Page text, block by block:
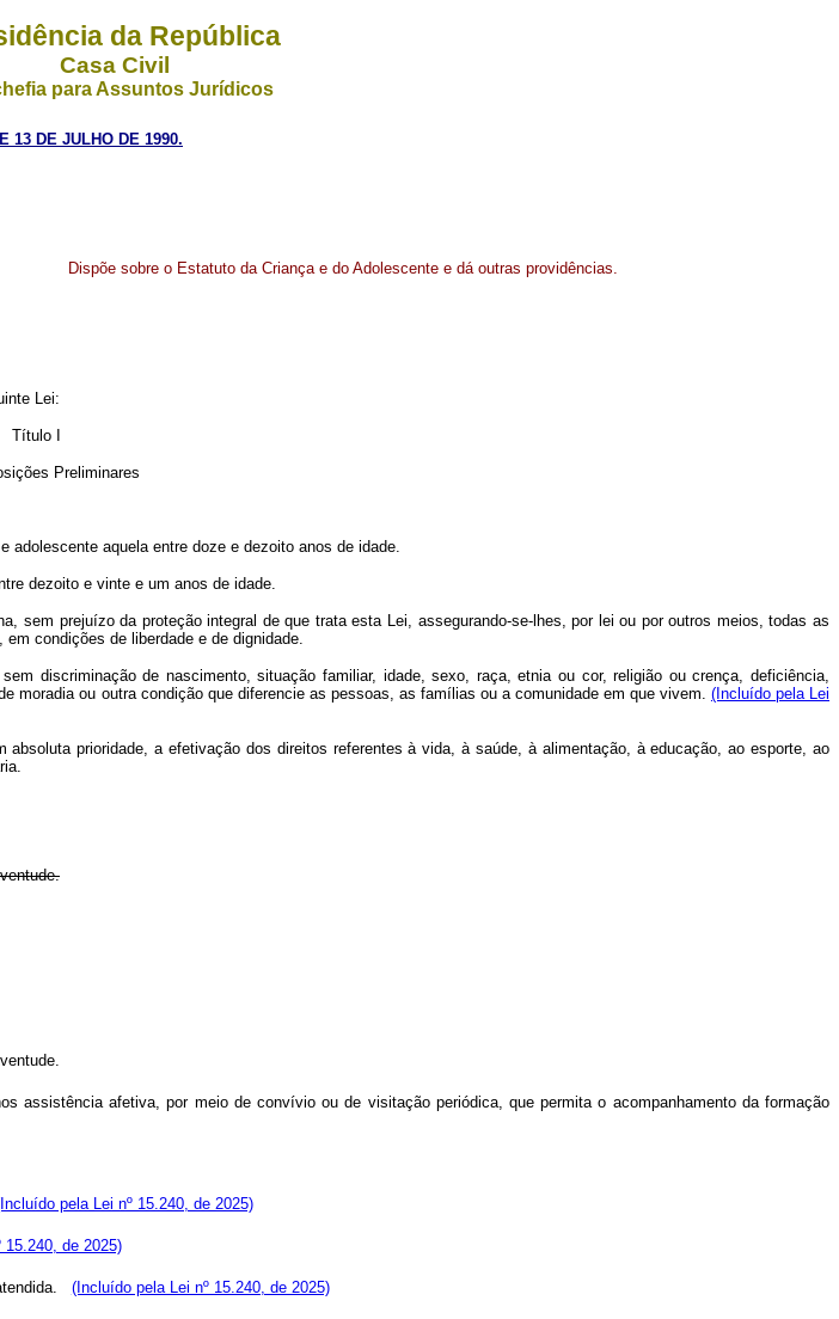
da República
Casa Civil
para Assuntos Jurídicos
13 DE JULHO DE 1990.
Dispõe sobre o Estatuto da Criança e do Adolescente e dá outras providências.
Lei:
Título I
Preliminares
aquela entre doze e dezoito anos de idade.
dezoito e vinte e um anos de idade.
sem prejuízo da proteção integral de que trata esta Lei, assegurando-se-lhes, por lei ou por outros meios, todas as
condições de liberdade e de dignidade.
discriminação de nascimento, situação familiar, idade, sexo, raça, etnia ou cor, religião ou crença, deficiência,
moradia ou outra condição que diferencie as pessoas, as famílias ou a comunidade em que vivem. (Incluído pela Lei
prioridade, a efetivação dos direitos referentes à vida, à saúde, à alimentação, à educação, ao esporte, ao
assistência afetiva, por meio de convívio ou de visitação periódica, que permita o acompanhamento da formação
pela Lei nº 15.240, de 2025)
15.240, de 2025)
(Incluído pela Lei nº 15.240, de 2025)